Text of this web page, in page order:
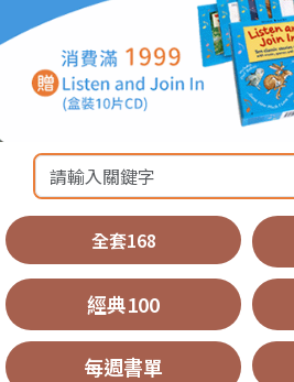
全套168
經典100
每週書單